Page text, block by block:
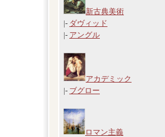
新古典美術
|- ダヴィッド
|- アングル
アカデミック
|- ブグロー
ロマン主義